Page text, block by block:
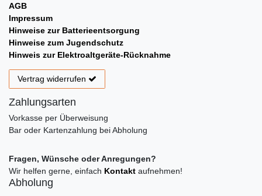
AGB
Impressum
Hinweise zur Batterieentsorgung
Hinweise zum Jugendschutz
Hinweis zur Elektroaltgeräte-Rücknahme
Vertrag widerrufen
Zahlungsarten
Vorkasse per Überweisung
Bar oder Kartenzahlung bei Abholung
Fragen, Wünsche oder Anregungen?
Wir helfen gerne, einfach Kontakt aufnehmen!
Abholung